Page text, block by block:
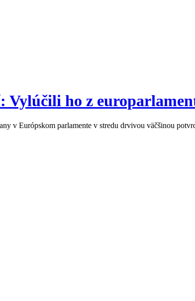
Vylúčili ho z
v Európskom parlamente v stredu drvivou väčšinou